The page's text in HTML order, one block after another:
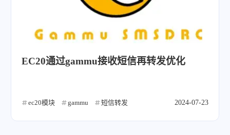
EC20通过gammu接收短信再转发优化
ec20模块 gammu 短信转发 2024-07-23